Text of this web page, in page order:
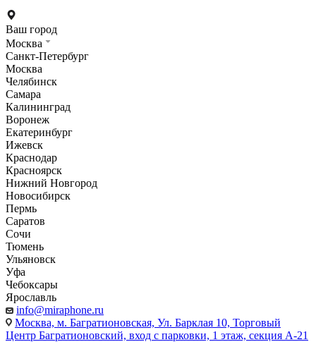
Ваш город
Москва
Санкт-Петербург
Москва
Челябинск
Самара
Калининград
Воронеж
Екатеринбург
Ижевск
Краснодар
Красноярск
Нижний Новгород
Новосибирск
Пермь
Саратов
Сочи
Тюмень
Ульяновск
Уфа
Чебоксары
Ярославль
info@miraphone.ru
Москва, м. Багратионовская, Ул. Барклая 10, Торговый
Центр Багратионовский, вход с парковки, 1 этаж, секция А-21